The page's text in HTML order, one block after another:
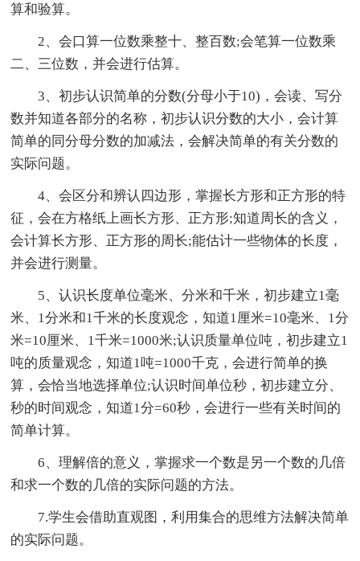
算和验算。
2、会口算一位数乘整十、整百数;会笔算一位数乘
二、三位数，并会进行估算。
3、初步认识简单的分数(分母小于10)，会读、写分
数并知道各部分的名称，初步认识分数的大小，会计算
简单的同分母分数的加减法，会解决简单的有关分数的
实际问题。
4、会区分和辨认四边形，掌握长方形和正方形的特
征，会在方格纸上画长方形、正方形;知道周长的含义，
会计算长方形、正方形的周长;能估计一些物体的长度，
并会进行测量。
5、认识长度单位毫米、分米和千米，初步建立1毫
米、1分米和1千米的长度观念，知道1厘米=10毫米、1分
米=10厘米、1千米=1000米;认识质量单位吨，初步建立1
吨的质量观念，知道1吨=1000千克，会进行简单的换
算，会恰当地选择单位;认识时间单位秒，初步建立分、
秒的时间观念，知道1分=60秒，会进行一些有关时间的
简单计算。
6、理解倍的意义，掌握求一个数是另一个数的几倍
和求一个数的几倍的实际问题的方法。
7.学生会借助直观图，利用集合的思维方法解决简单
的实际问题。